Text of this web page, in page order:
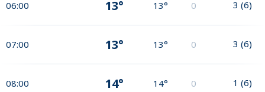
06:00 13° 13° 0 3 (6)
07:00 13° 13° 0 3 (6)
08:00 14° 14° 0 1 (6)